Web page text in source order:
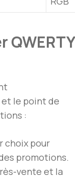
QWERTY
le point de
:
choix pour
promotions.
vente et la